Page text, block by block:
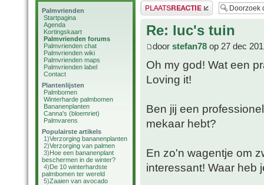
Palmvrienden
Startpagina
Agenda
Kortingskaart
Palmvrienden forums
Palmvrienden chat
Palmvrienden wiki
Palmvrienden maps
Palmvrienden label
Contact
Plantenlijsten
Palmbomen
Winterharde palmbomen
Bananenplanten
Canna's (bloemriet)
Palmvarens
Populairste artikels
1)Verzorging bananenplanten
2)Verzorging van palmen
3)Hoe een bananenplant
beschermen in de winter?
4)De 10 winterhardste
palmbomen ter wereld
5)Zaaien van avocado
Plaats een reactie
Re: luc's tuin
door stefan78 op 27 dec
Oh my god! Wat een
Loving it!
Ben jij een
mekaar hebt?
En zo'n wagentje om
interessant! Waar heb